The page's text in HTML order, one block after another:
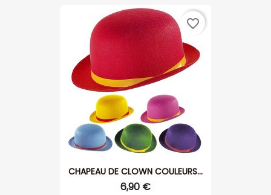
CHAPEAU DE CLOWN COULEURS...
6,90 €
favorite_border